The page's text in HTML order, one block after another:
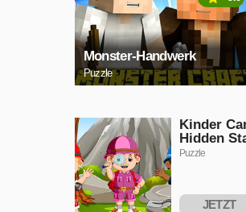
Monster-Handwerk
Puzzle
Kinder
Hidden
Puzzle
JETZT